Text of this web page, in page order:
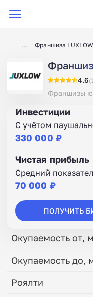
Франшиза LUXLOW
4.6
Франшизы
Инвестиции
С учётом
330 000 ₽
Чистая прибыль
Средний
70 000 ₽
ПОЛУЧИТЬ
Окупаемость от,
Окупаемость до,
Роялти